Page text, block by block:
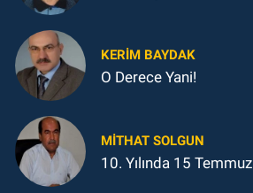
KERIM BAYDAK
O Derece Yani!
MITHAT SOLGUN
10. Yılında 15 Temmuz